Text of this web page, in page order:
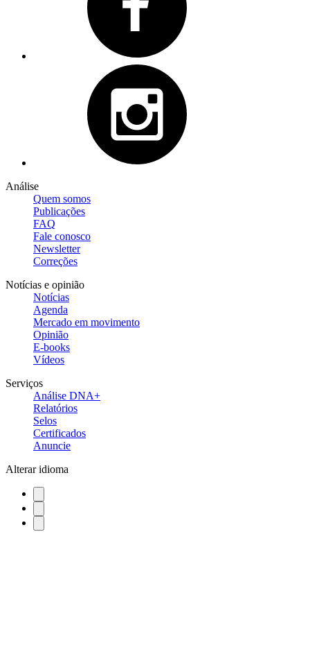
Análise
Quem somos
Publicações
FAQ
Fale conosco
Newsletter
Correções
Notícias e opinião
Notícias
Agenda
Mercado em movimento
Opinião
E-books
Vídeos
Serviços
Análise DNA+
Relatórios
Selos
Certificados
Anuncie
Alterar idioma